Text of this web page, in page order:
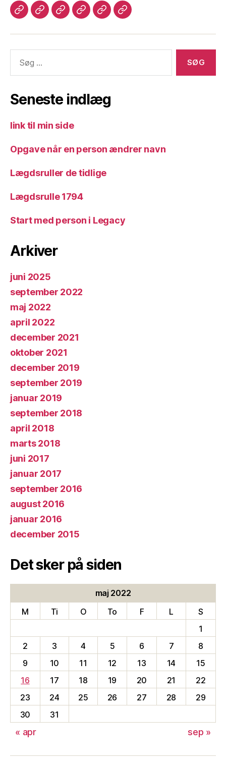
Velkommen
Lægdsruller
Programmer
LoginKontaktLegacy
efter:
Seneste indlæg
link til min side
Opgave når en person ændrer navn
Lægdsruller de tidlige
Lægdsrulle 1794
Start med person i Legacy
Arkiver
juni 2025
september 2022
maj 2022
april 2022
december 2021
oktober 2021
december 2019
september 2019
januar 2019
september 2018
april 2018
marts 2018
juni 2017
januar 2017
september 2016
august 2016
januar 2016
december 2015
Det sker på siden
maj 2022
M
Ti O To F L
S
1
2
3 4 5 6 7
8
9
10 11 12 13 14
15
16
17 18 19 20 21
22
23
24 25 26 27 28
29
30
31
« apr sep »